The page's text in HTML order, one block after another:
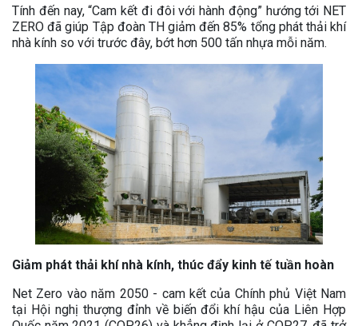
Tính đến nay, “Cam kết đi đôi với hành động” hướng tới NET
ZERO đã giúp Tập đoàn TH giảm đến 85% tổng phát thải khí
nhà kính so với trước đây, bớt hơn 500 tấn nhựa mỗi năm.
Giảm phát thải khí nhà kính, thúc đẩy kinh tế tuần hoàn
Net Zero vào năm 2050 - cam kết của Chính phủ Việt Nam
tại Hội nghị thượng đỉnh về biến đổi khí hậu của Liên Hợp